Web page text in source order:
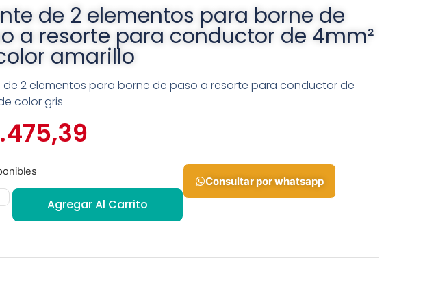
de 2 elementos para borne de
a resorte para conductor de 4mm²
amarillo
de 2 elementos para borne de paso a resorte para conductor de
color gris
Agregar Al Carrito
Consultar por whatsapp